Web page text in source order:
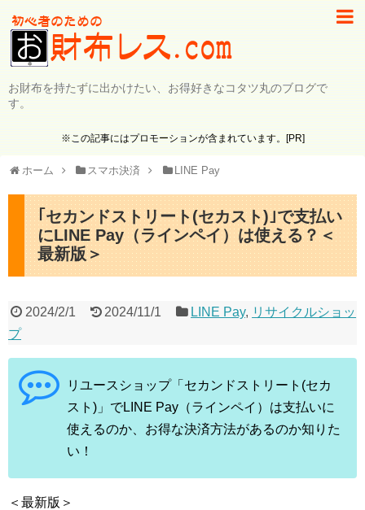
お財布を持たずに出かけたい、お得好きなコタツ丸のブログで
す。
※この記事にはプロモーションが含まれています。[PR]
ホーム スマホ決済 LINE Pay
｢セカンドストリート(セカスト)｣で支払い
にLINE Pay（ラインペイ）は使える？＜
最新版＞
2024/2/1 2024/11/1 LINE Pay, リサイクルショッ
プ
リユースショップ「セカンドストリート(セカ
スト)」でLINE Pay（ラインペイ）は支払いに
使えるのか、お得な決済方法があるのか知りた
い！
＜最新版＞